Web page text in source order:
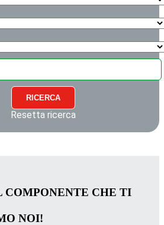
RICERCA
Resetta ricerca
COMPONENTE CHE TI
NOI!